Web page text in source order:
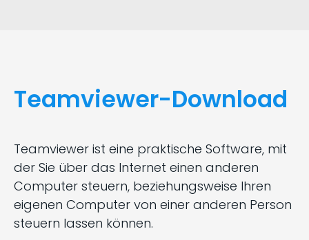
Teamviewer-Download
Teamviewer ist eine praktische Software, mit
der Sie über das Internet einen anderen
Computer steuern, beziehungsweise Ihren
eigenen Computer von einer anderen Person
steuern lassen können.